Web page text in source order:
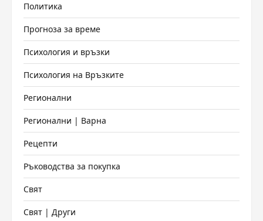
Политика
Прогноза за време
Психология и връзки
Психология на Връзките
Регионални
Регионални | Варна
Рецепти
Ръководства за покупка
Свят
Свят | Други